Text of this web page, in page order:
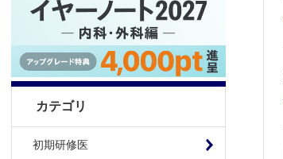
カテゴリ
初期研修医